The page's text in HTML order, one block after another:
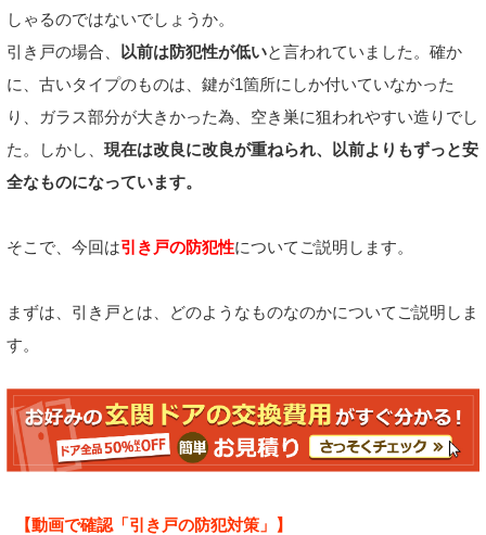
しゃるのではないでしょうか。
引き戸の場合、
以前は防犯性が低いと言われていました。確か
に、古いタイプのものは、鍵が1箇所にしか付いていなかった
り、ガラス部分が大きかった為、空き巣に狙われやすい造りでし
た。しかし、 現在は改良に改良が重ねられ、以前よりもずっと安
全なものになっています。
そこで、今回は引き戸の防犯性についてご説明します。
まずは、引き戸とは、どのようなものなのかについてご説明しま
す。
【動画で確認「引き戸の防犯対策」】